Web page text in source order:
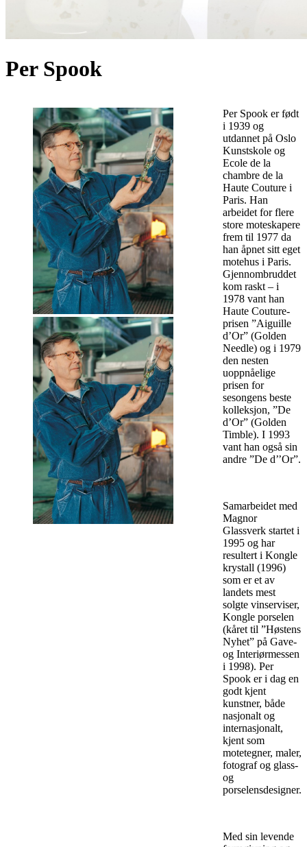
Per Spook
Per Spook er født
i 1939 og
utdannet på Oslo
Kunstskole og
Ecole de la
chambre de la
Haute Couture i
Paris. Han
arbeidet for flere
store moteskapere
frem til 1977 da
han åpnet sitt eget
motehus i Paris.
Gjennombruddet
kom raskt – i
1978 vant han
Haute Couture-
prisen ”Aiguille
d’Or” (Golden
Needle) og i 1979
den nesten
uoppnåelige
prisen for
sesongens beste
kolleksjon, ”De
d’Or” (Golden
Timble). I 1993
vant han også sin
andre ”De d’’Or”.
Samarbeidet med
Magnor
Glassverk startet i
1995 og har
resultert i Kongle
krystall (1996)
som er et av
landets mest
solgte vinserviser,
Kongle porselen
(kåret til ”Høstens
Nyhet” på Gave-
og Interiørmessen
i 1998). Per
Spook er i dag en
godt kjent
kunstner, både
nasjonalt og
internasjonalt,
kjent som
motetegner, maler,
fotograf og glass-
og
porselensdesigner.
Med sin levende